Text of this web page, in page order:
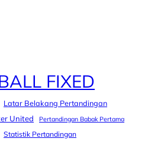
FIXED
Latar Belakang Pertandingan
United Pertandingan Babak Pertama
Statistik Pertandingan